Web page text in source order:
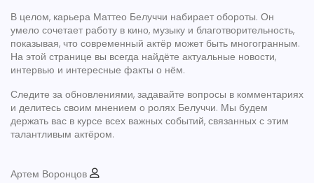
В целом, карьера Маттео Белуччи набирает обороты. Он
умело сочетает работу в кино, музыку и благотворительность,
показывая, что современный актёр может быть многогранным.
На этой странице вы всегда найдёте актуальные новости,
интервью и интересные факты о нём.
Следите за обновлениями, задавайте вопросы в комментариях
и делитесь своим мнением о ролях Белуччи. Мы будем
держать вас в курсе всех важных событий, связанных с этим
талантливым актёром.
Артем Воронцов